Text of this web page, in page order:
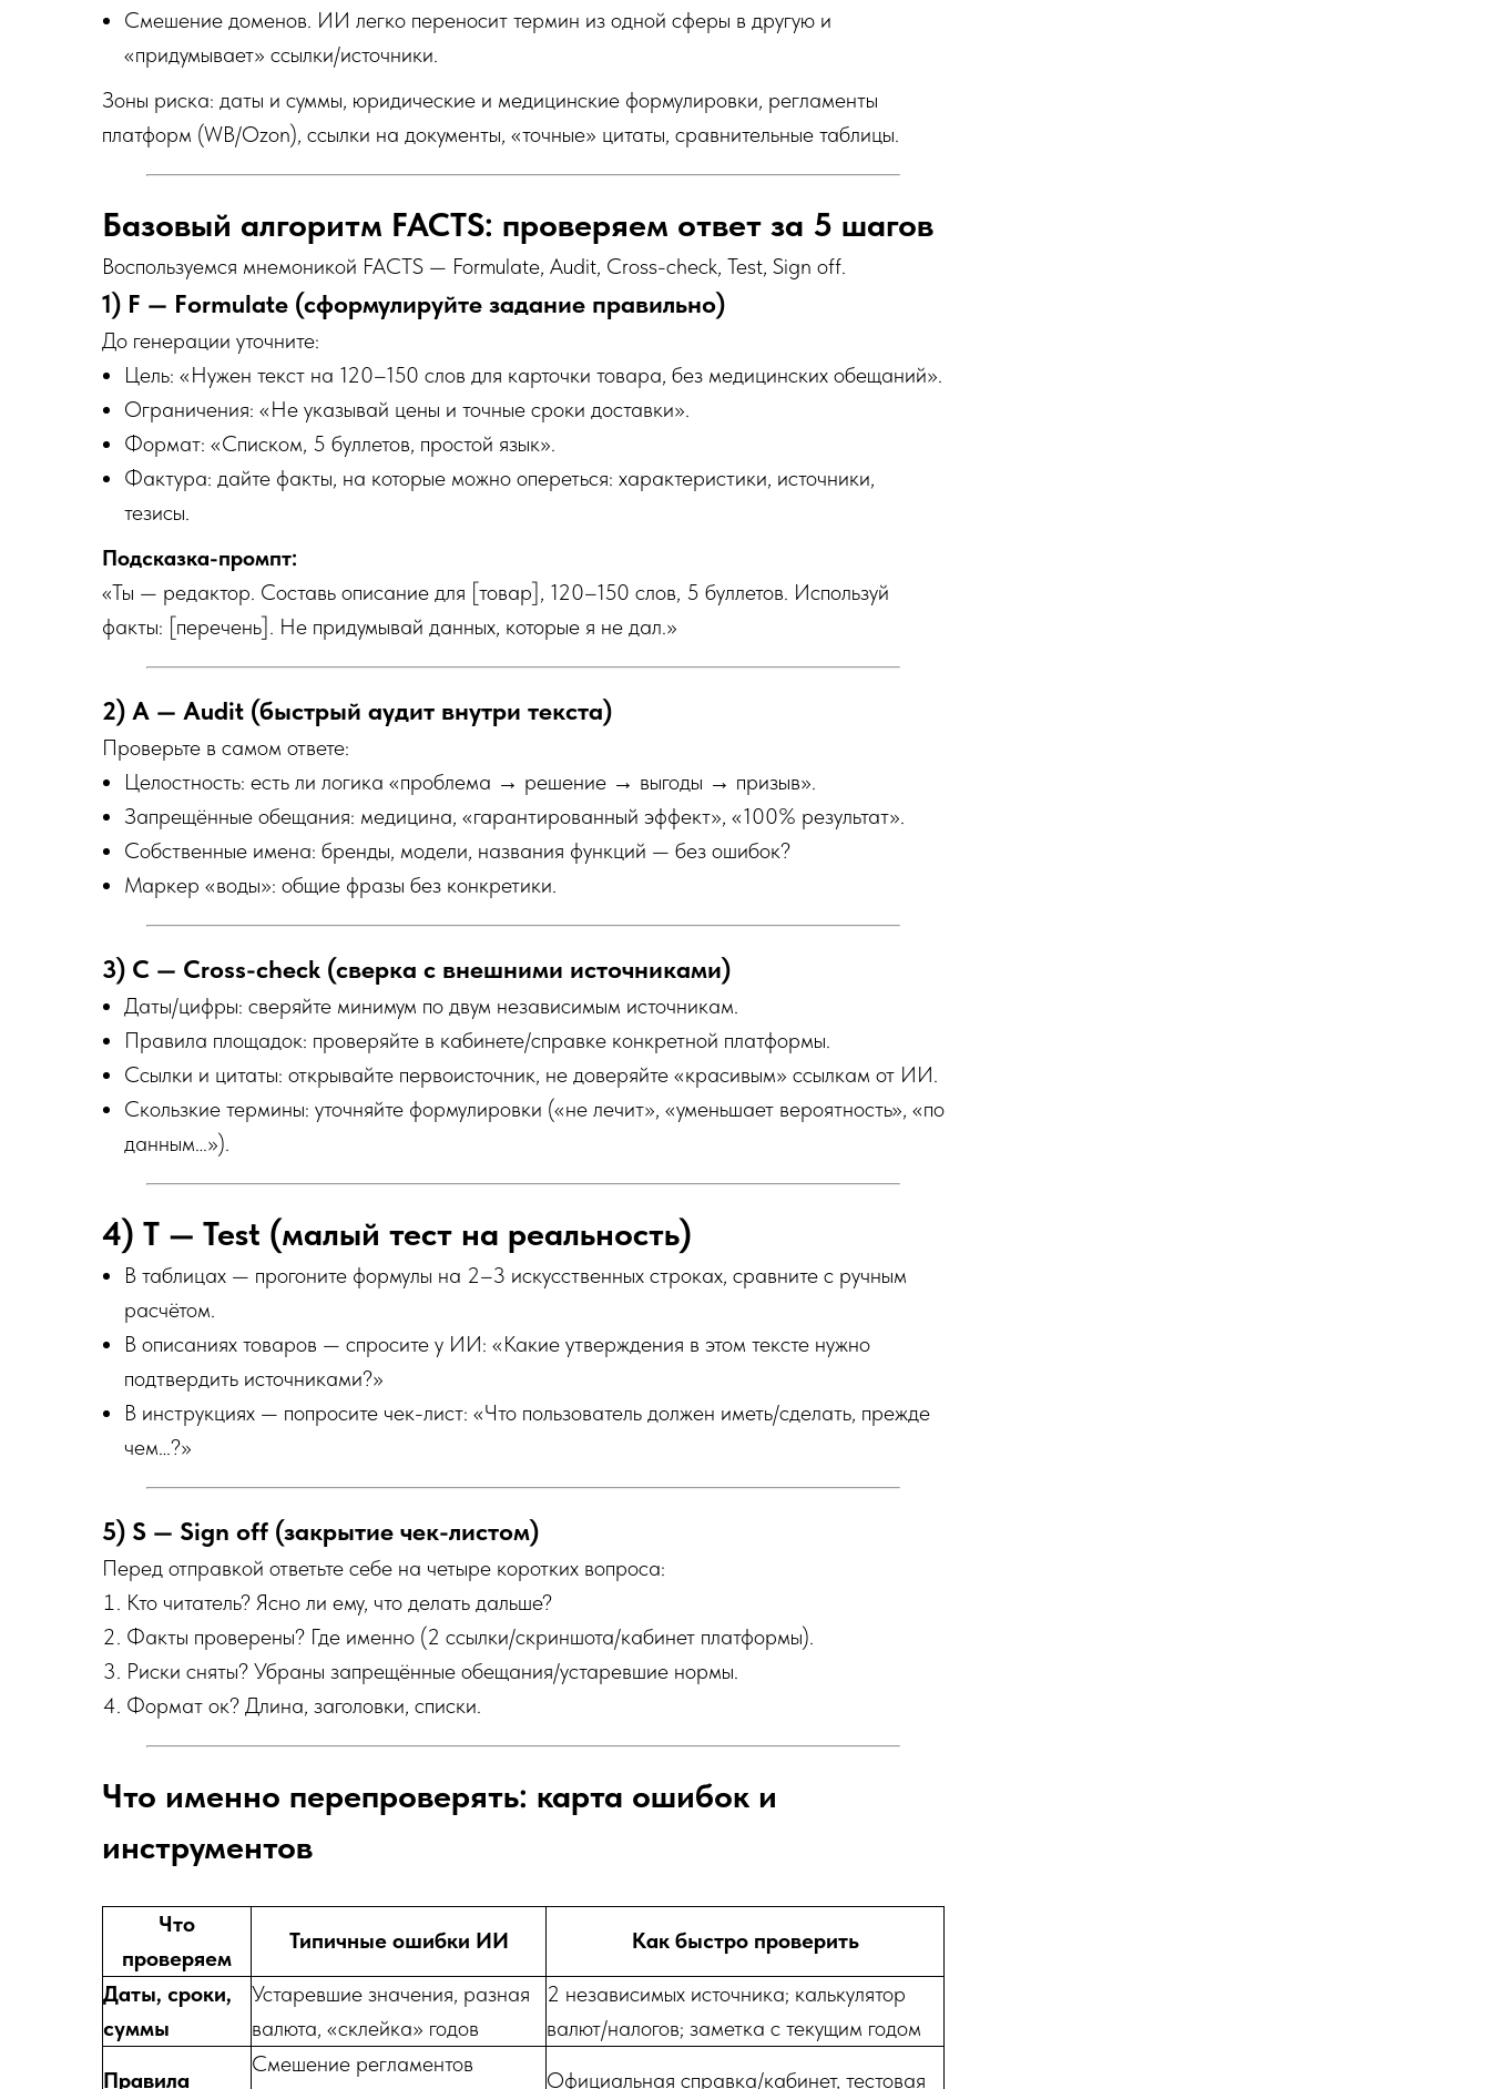
Смешение доменов. ИИ легко переносит термин из одной сферы в другую и
«придумывает» ссылки/источники.
Зоны риска: даты и суммы, юридические и медицинские формулировки, регламенты
платформ (WB/Ozon), ссылки на документы, «точные» цитаты, сравнительные таблицы.
Базовый алгоритм FACTS: проверяем ответ за 5 шагов
Воспользуемся мнемоникой FACTS — Formulate, Audit, Cross-check, Test, Sign off.
1) F — Formulate (сформулируйте задание правильно)
До генерации уточните:
Цель: «Нужен текст на 120–150 слов для карточки товара, без медицинских обещаний».
Ограничения: «Не указывай цены и точные сроки доставки».
Формат: «Списком, 5 буллетов, простой язык».
Фактура: дайте факты, на которые можно опереться: характеристики, источники,
тезисы.
Подсказка-промпт:
«Ты — редактор. Составь описание для [товар], 120–150 слов, 5 буллетов. Используй
факты: [перечень]. Не придумывай данных, которые я не дал.»
2) A — Audit (быстрый аудит внутри текста)
Проверьте в самом ответе:
Целостность: есть ли логика «проблема → решение → выгоды → призыв».
Запрещённые обещания: медицина, «гарантированный эффект», «100% результат».
Собственные имена: бренды, модели, названия функций — без ошибок?
Маркер «воды»: общие фразы без конкретики.
3) C — Cross-check (сверка с внешними источниками)
Даты/цифры: сверяйте минимум по двум независимым источникам.
Правила площадок: проверяйте в кабинете/справке конкретной платформы.
Ссылки и цитаты: открывайте первоисточник, не доверяйте «красивым» ссылкам от ИИ.
Скользкие термины: уточняйте формулировки («не лечит», «уменьшает вероятность», «по
данным…»).
4) T — Test (малый тест на реальность)
В таблицах — прогоните формулы на 2–3 искусственных строках, сравните с ручным
расчётом.
В описаниях товаров — спросите у ИИ: «Какие утверждения в этом тексте нужно
подтвердить источниками?»
В инструкциях — попросите чек-лист: «Что пользователь должен иметь/сделать, прежде
чем…?»
5) S — Sign off (закрытие чек-листом)
Перед отправкой ответьте себе на четыре коротких вопроса:
Кто читатель? Ясно ли ему, что делать дальше?
Факты проверены? Где именно (2 ссылки/скриншота/кабинет платформы).
Риски сняты? Убраны запрещённые обещания/устаревшие нормы.
Формат ок? Длина, заголовки, списки.
Что именно перепроверять: карта ошибок и
инструментов
Что
проверяем
Типичные ошибки ИИ
Как быстро проверить
Даты, сроки,
суммы
Устаревшие значения, разная
валюта, «склейка» годов
2 независимых источника; калькулятор
валют/налогов; заметка с текущим годом
Правила
Смешение регламентов
Официальная справка/кабинет, тестовая